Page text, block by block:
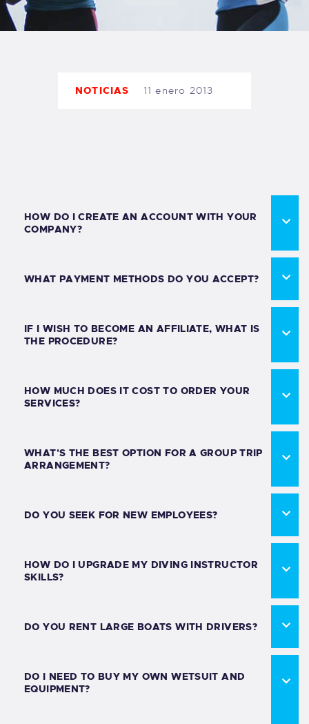
TIENDA FAMILY SURFERS
WEBCAM SALINAS
NOTICIAS 11 enero 2013
HOW DO I CREATE AN ACCOUNT WITH YOUR
COMPANY?
WHAT PAYMENT METHODS DO YOU ACCEPT?
IF I WISH TO BECOME AN AFFILIATE, WHAT IS
THE PROCEDURE?
HOW MUCH DOES IT COST TO ORDER YOUR
SERVICES?
WHAT'S THE BEST OPTION FOR A GROUP TRIP
ARRANGEMENT?
DO YOU SEEK FOR NEW EMPLOYEES?
HOW DO I UPGRADE MY DIVING INSTRUCTOR
SKILLS?
DO YOU RENT LARGE BOATS WITH DRIVERS?
DO I NEED TO BUY MY OWN WETSUIT AND
EQUIPMENT?